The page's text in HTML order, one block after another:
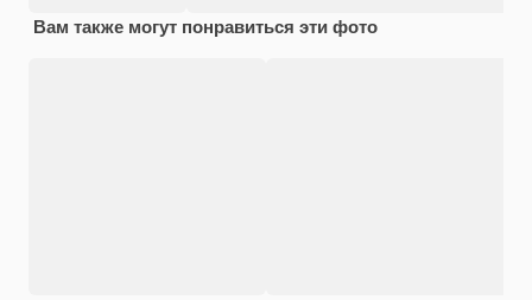
Вам также могут понравиться эти фото